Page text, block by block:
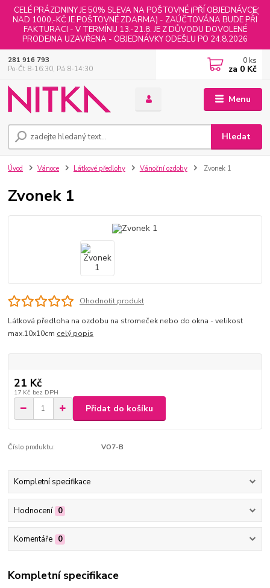
CELÉ PRÁZDNINY JE 50% SLEVA NA POŠTOVNÉ (PŘÍ OBJEDNÁVCE
NAD 1000,-KČ JE POŠTOVNÉ ZDARMA) - ZAÚČTOVÁNA BUDE PŘI
FAKTURACI - V TERMÍNU 13.-21.8. JE Z DŮVODU DOVOLENÉ
PRODEJNA UZAVŘENA - OBJEDNÁVKY ODEŠLU PO 24.8.2026
Menu
Hledat
281 916 793
Po-Čt 8-16:30, Pá 8-14:30
0 ks
za 0 Kč
Úvod Vánoce Látkové předlohy Vánoční ozdoby Zvonek 1
Zvonek 1
Ohodnotit produkt
Látková předloha na ozdobu na stromeček nebo do okna - velikost
max.10x10cm celý popis
21 Kč
17 Kč bez DPH
Přidat do košíku
Číslo produktu: VO7-B
Kompletní specifikace
Hodnocení 0
Komentáře 0
Kompletní specifikace